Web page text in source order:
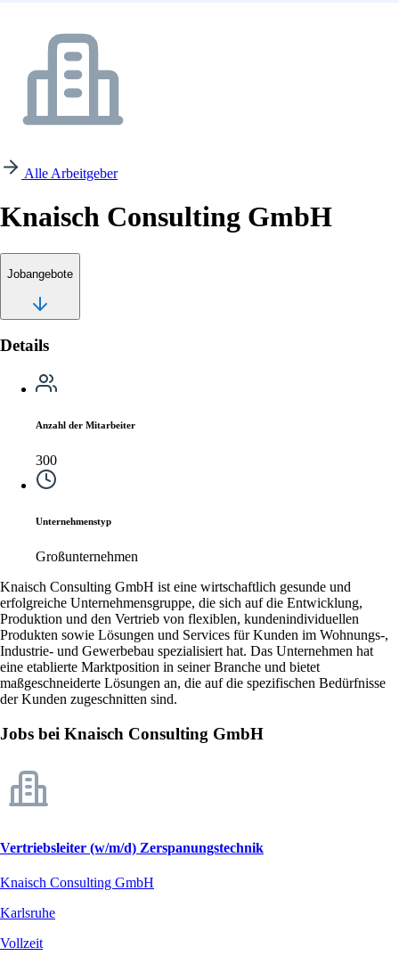
Alle Arbeitgeber
Knaisch Consulting GmbH
Jobangebote
Details
Anzahl der Mitarbeiter
300
Unternehmenstyp
Großunternehmen
Knaisch Consulting GmbH ist eine wirtschaftlich gesunde und
erfolgreiche Unternehmensgruppe, die sich auf die Entwicklung,
Produktion und den Vertrieb von flexiblen, kundenindividuellen
Produkten sowie Lösungen und Services für Kunden im Wohnungs-,
Industrie- und Gewerbebau spezialisiert hat. Das Unternehmen hat
eine etablierte Marktposition in seiner Branche und bietet
maßgeschneiderte Lösungen an, die auf die spezifischen Bedürfnisse
der Kunden zugeschnitten sind.
Jobs bei Knaisch Consulting GmbH
Vertriebsleiter (w/m/d) Zerspanungstechnik
Knaisch Consulting GmbH
Karlsruhe
Vollzeit